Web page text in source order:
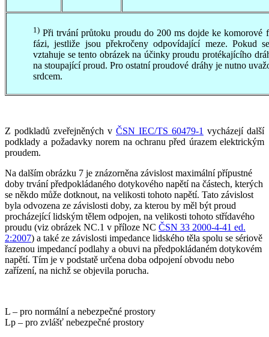
1) Při trvání průtoku proudu do 200 ms dojde ke komorové
fázi, jestliže jsou překročeny odpovídající meze. Pokud
vztahuje se tento obrázek na účinky proudu protékajícího
na stoupající proud. Pro ostatní proudové dráhy je nutno
srdcem.
Z podkladů zveřejněných v ČSN IEC/TS 60479-1 vycházejí další
podklady a požadavky norem na ochranu před úrazem elektrickým
proudem.
Na dalším obrázku 7 je znázorněna závislost maximální přípustné
doby trvání předpokládaného dotykového napětí na částech, kterých
se někdo může dotknout, na velikosti tohoto napětí. Tato závislost
byla odvozena ze závislosti doby, za kterou by měl být proud
procházející lidským tělem odpojen, na velikosti tohoto střídavého
proudu (viz obrázek NC.1 v příloze NC ČSN 33 2000-4-41 ed.
2:2007) a také ze závislosti impedance lidského těla spolu se sériově
řazenou impedancí podlahy a obuvi na předpokládaném dotykovém
napětí. Tím je v podstatě určena doba odpojení obvodu nebo
zařízení, na nichž se objevila porucha.
L – pro normální a nebezpečné prostory
Lp – pro zvlášť nebezpečné prostory